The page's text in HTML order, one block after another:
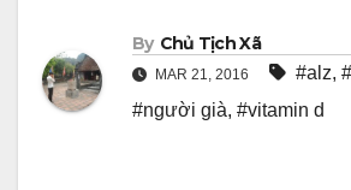
By Chủ Tịch Xã
MAR 21, 2016 #alz,
#người già, #vitamin d